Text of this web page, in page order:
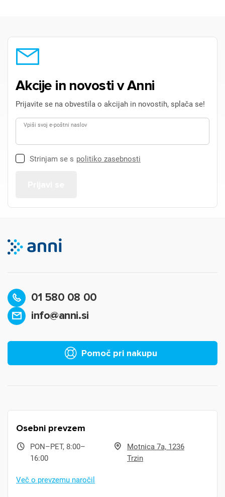
Akcije in novosti v Anni
Prijavite se na obvestila o akcijah in novostih, splača se!
Vpiši svoj e-poštni naslov
Strinjam se s politiko zasebnosti
01 580 08 00
info@anni.si
Pomoč pri nakupu
Osebni prevzem
PON–PET, 8:00–
16:00
Motnica 7a, 1236
Trzin
Več o prevzemu naročil